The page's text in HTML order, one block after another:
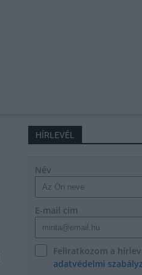
HÍRLEVÉL
Név
E-mail cím
Feliratkozom a
adatvédelmi